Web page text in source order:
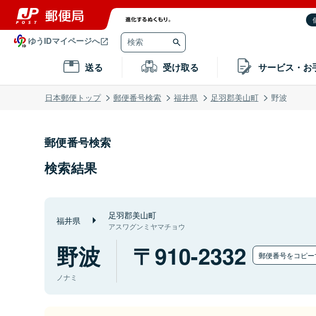
ゆうIDマイページへ
送る 受け取る サービス・お
日本郵便トップ 郵便番号検索 福井県 足羽郡美山町 野波
郵便番号検索
検索結果
福井県 足羽郡美山町
アスワグンミヤマチョウ
野波
ノナミ
910-2332 郵便番号をコピー